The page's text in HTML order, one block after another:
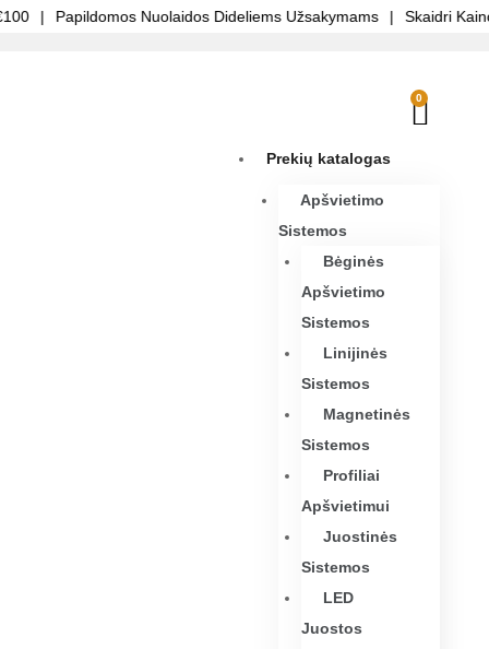
| Papildomos Nuolaidos Dideliems Užsakymams | Skaidri
0
Prekių katalogas
Apšvietimo
Sistemos
Bėginės
Apšvietimo
Sistemos
Linijinės
Sistemos
Magnetinės
Sistemos
Profiliai
Apšvietimui
Juostinės
Sistemos
LED
Juostos